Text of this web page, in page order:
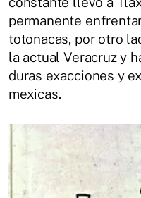
permanente
totonacas, por otro
la actual Veracruz y
duras exacciones y
mexicas.